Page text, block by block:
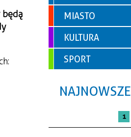
będą
MIASTO
KULTURA
SPORT
NAJNOWSZE
1